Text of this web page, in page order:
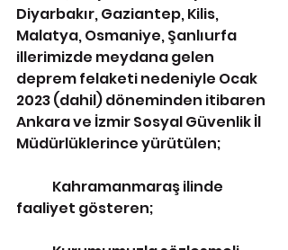
Diyarbakır, Gaziantep, Kilis,
Malatya, Osmaniye, Şanlıurfa
illerimizde meydana gelen
deprem felaketi nedeniyle Ocak
2023 (dahil) döneminden itibaren
Ankara ve İzmir Sosyal Güvenlik İl
Müdürlüklerince yürütülen;
faaliyet gösteren;